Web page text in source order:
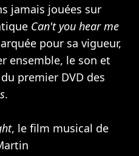
jamais jouées sur
Can't you hear me
pour sa vigueur,
ensemble, le son et
premier DVD des
.
, le film musical de